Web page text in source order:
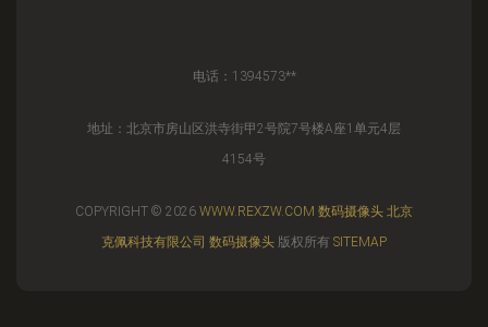
电话：1394573**
地址：北京市房山区洪寺街甲2号院7号楼A座1单元4层
4154号
COPYRIGHT © 2026 WWW.REXZW.COM 数码摄像头 北京
克佩科技有限公司 数码摄像头 版权所有 SITEMAP